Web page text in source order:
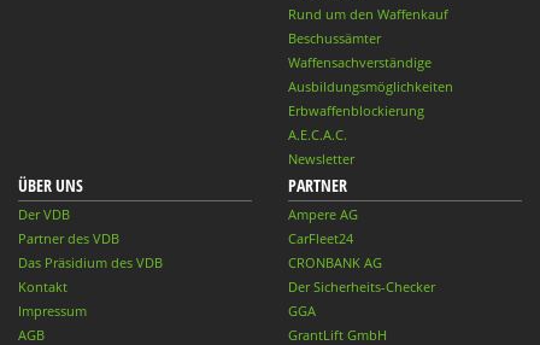
Rund um den Waffenkauf
Beschussämter
Waffensachverständige
Ausbildungsmöglichkeiten
Erbwaffenblockierung
A.E.C.A.C.
Newsletter
ÜBER UNS
Der VDB
Partner des VDB
Das Präsidium des VDB
Kontakt
Impressum
AGB
PARTNER
Ampere AG
CarFleet24
CRONBANK AG
Der Sicherheits-Checker
GGA
GrantLift GmbH